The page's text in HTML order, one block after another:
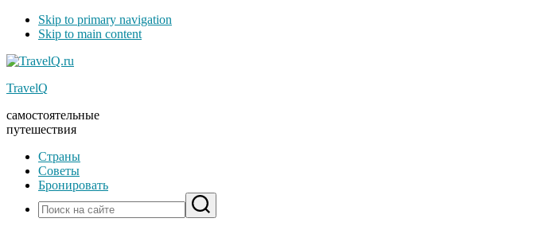
Skip to primary navigation
Skip to main content
TravelQ
самостоятельные
путешествия
Страны
Советы
Бронировать